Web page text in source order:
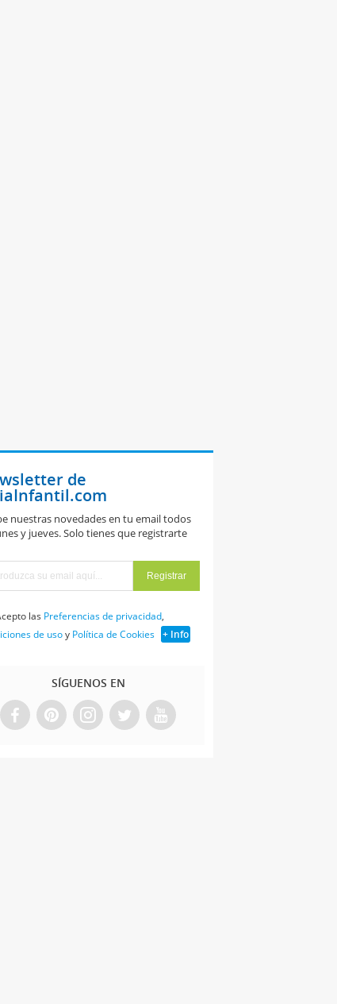
de
nuestras novedades en tu email todos
y jueves. Solo tienes que registrarte
las Preferencias de privacidad,
de usoy Política de Cookies + Info
SÍGUENOS EN